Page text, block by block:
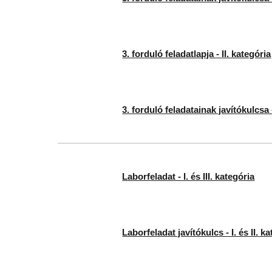
3. forduló feladatlapja - II. kategória
3. forduló feladatainak javítókulcsa
Laborfeladat - I. és III. kategória
Laborfeladat javítókulcs - I. és II.